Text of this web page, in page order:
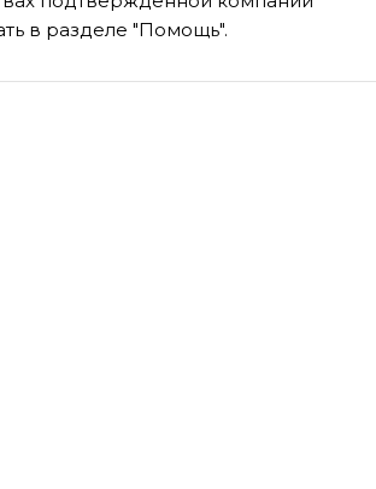
в разделе "Помощь".